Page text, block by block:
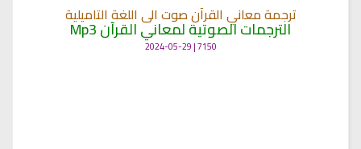
ترجمة معاني القرآن صوت الى اللغة التاميلية
الترجمات الصوتية لمعاني القرآن Mp3
7150 | 2024-05-29